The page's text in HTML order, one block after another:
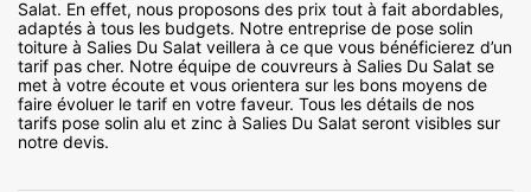
Salat. En effet, nous proposons des prix tout à fait abordables,
adaptés à tous les budgets. Notre entreprise de pose solin
toiture à Salies Du Salat veillera à ce que vous bénéficierez d’un
tarif pas cher. Notre équipe de couvreurs à Salies Du Salat se
met à votre écoute et vous orientera sur les bons moyens de
faire évoluer le tarif en votre faveur. Tous les détails de nos
tarifs pose solin alu et zinc à Salies Du Salat seront visibles sur
notre devis.